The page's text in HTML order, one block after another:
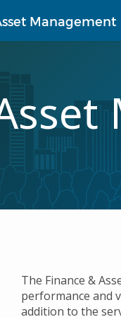
Management
The Finance &
performance and
addition to the